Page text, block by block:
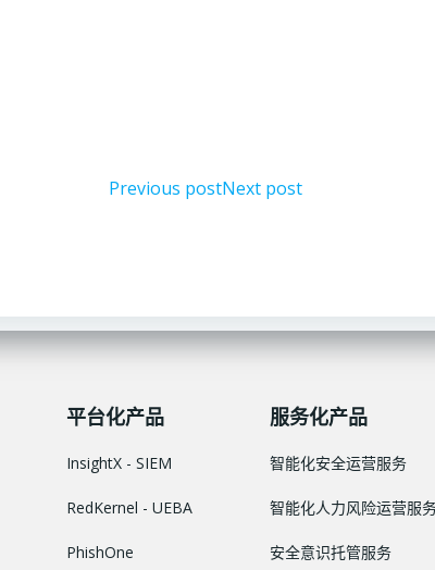
文
导
航
Previous post文
导
航
Next post
平台化产品
InsightX - SIEM
RedKernel - UEBA
PhishOne
服务化产品
智能化安全运营服务
智能化人力风险运营服
安全意识托管服务